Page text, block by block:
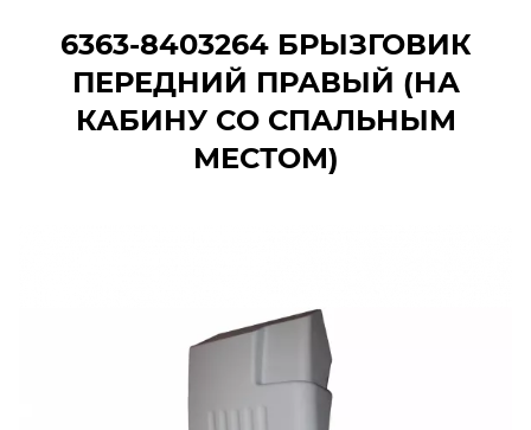
6363-8403264БРЫЗГОВИК
ПЕРЕДНИЙ ПРАВЫЙ (НА
КАБИНУ СО СПАЛЬНЫМ
МЕСТОМ)